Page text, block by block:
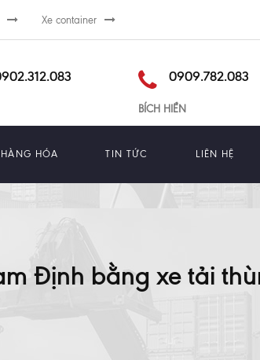
Xe container
0909.782.083
BÍCH HIỀN
HÓA TIN TỨC LIÊN HỆ
Định bằng xe tải